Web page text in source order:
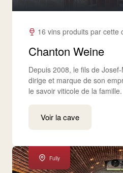
16 vins produits par cette
Chanton Weine
Depuis 2008, le fils de
dirige et marque de son
le savoir viticole de la famille.
Voir la cave
Fully